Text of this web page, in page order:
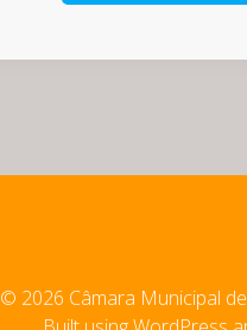
© 2026 Câmara Municipal